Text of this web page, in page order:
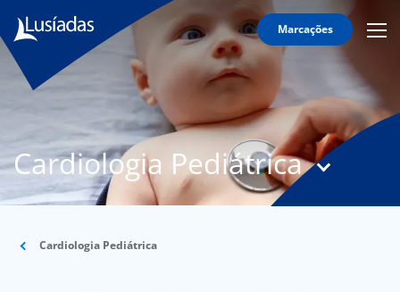
Marcações
Hospitais
e
Clínicas
Clínico
Cardiologia Pediátrica
Cardiologia Pediátrica